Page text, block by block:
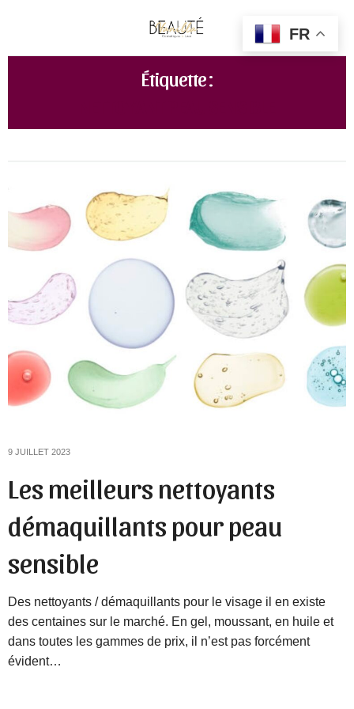
Étiquette :
9 JUILLET 2023
Les meilleurs nettoyants
démaquillants pour peau
sensible
Des nettoyants / démaquillants pour le visage il en existe
des centaines sur le marché. En gel, moussant, en huile et
dans toutes les gammes de prix, il n’est pas forcément
évident…
FR